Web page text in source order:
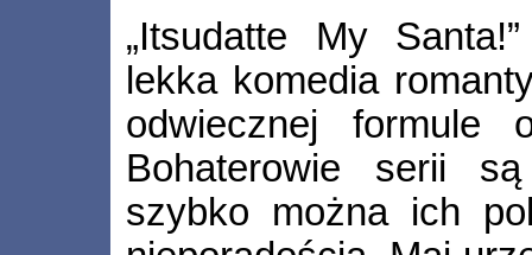
„Itsudatte My
lekka komedia
odwiecznej
Bohaterowie serii
szybko można ich